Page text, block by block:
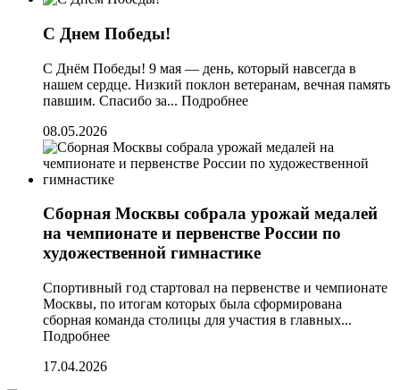
С Днем Победы!
С Днём Победы! 9 мая — день, который навсегда в
нашем сердце. Низкий поклон ветеранам, вечная память
павшим. Спасибо за... Подробнее
08.05.2026
Сборная Москвы собрала урожай медалей
на чемпионате и первенстве России по
художественной гимнастике
Спортивный год стартовал на первенстве и чемпионате
Москвы, по итогам которых была сформирована
сборная команда столицы для участия в главных...
Подробнее
17.04.2026